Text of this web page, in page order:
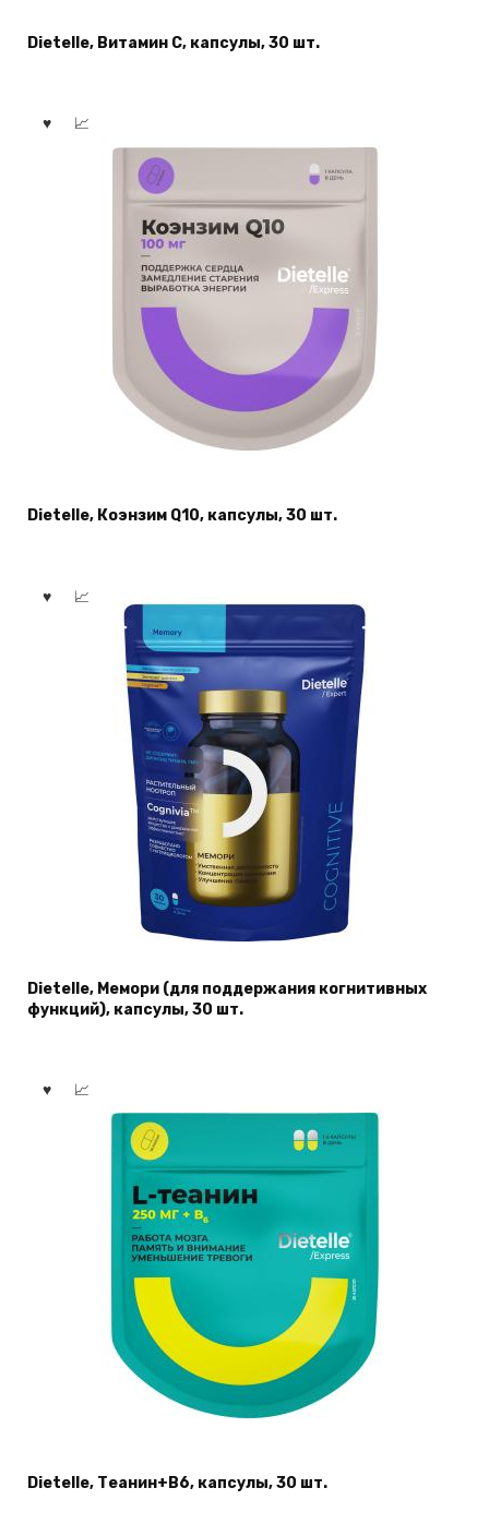
Dietelle, Витамин С, капсулы, 30 шт.
Dietelle, Коэнзим Q10, капсулы, 30 шт.
Dietelle, Мемори (для поддержания когнитивных
функций), капсулы, 30 шт.
Dietelle, Теанин+В6, капсулы, 30 шт.